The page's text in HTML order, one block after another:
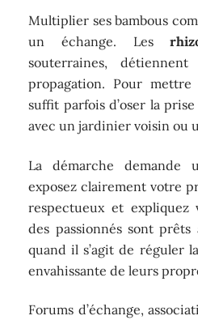
Multiplier ses bambous
un échange. Les
souterraines,
propagation. Pour
suffit parfois d’oser la
avec un jardinier voisin ou
La démarche
exposez clairement votre
respectueux et
des passionnés sont
quand il s’agit de réguler
envahissante de leurs
Forums d’échange,